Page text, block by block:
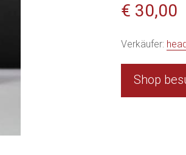
€ 30,00
Verkäufer:
Shop